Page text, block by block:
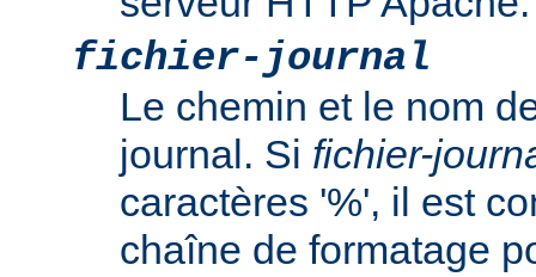
fichier-journal
Le chemin et le nom
journal. Si fichier-
caractères '%', il est
chaîne de formatage